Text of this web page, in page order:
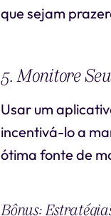
que sejam
5. Monitore
Usar um
incentivá-lo a
ótima fonte de
Bônus: